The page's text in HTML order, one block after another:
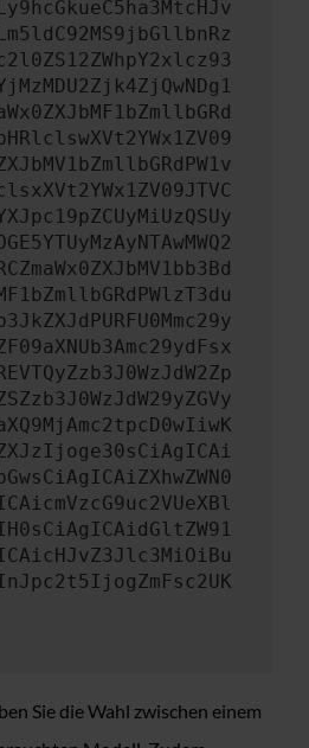
Sie die Wahl zwischen einem